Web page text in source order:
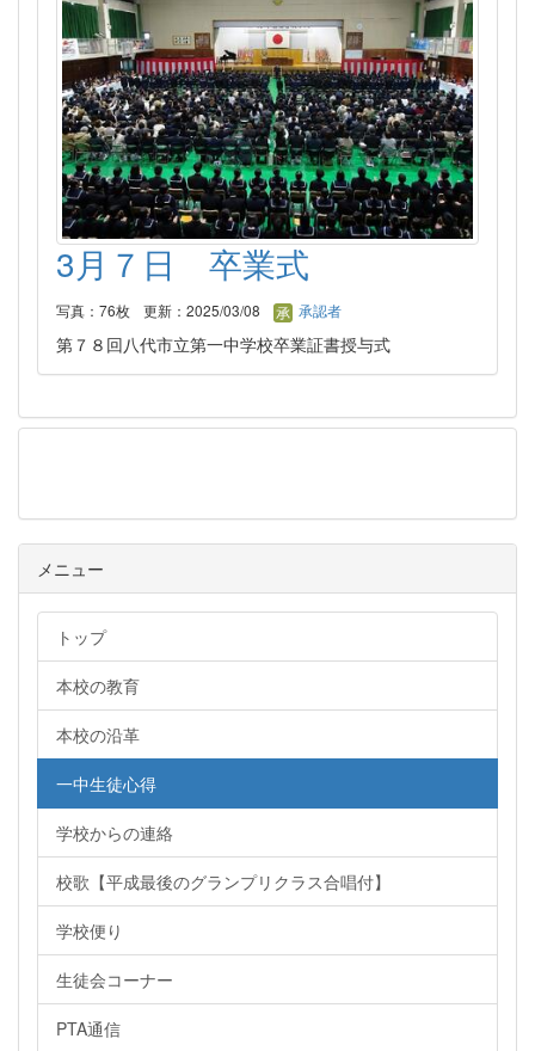
3月７日 卒業式
写真：76枚 更新：2025/03/08 承認者
第７８回八代市立第一中学校卒業証書授与式
メニュー
トップ
本校の教育
本校の沿革
一中生徒心得
学校からの連絡
校歌【平成最後のグランプリクラス合唱付】
学校便り
生徒会コーナー
PTA通信